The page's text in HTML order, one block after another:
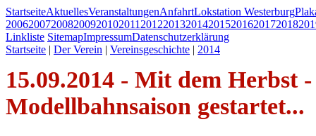
StartseiteAktuellesVeranstaltungenAnfahrtLokstation Westerburg
200620072008200920102011 2012201320142015201620172018
Linkliste SitemapImpressumDatenschutzerklärung
Startseite | Der Verein | Vereinsgeschichte | 2014
15.09.2014 - Mit dem Herbst
Modellbahnsaison gestartet...